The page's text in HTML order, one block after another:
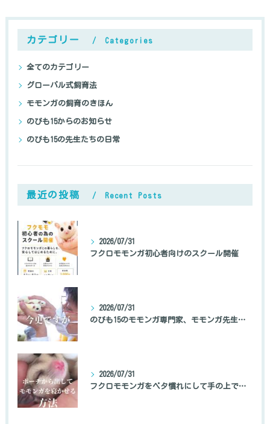
カテゴリー Categories
全てのカテゴリー
グローバル式飼育法
モモンガの飼育のきほん
のびも15からのお知らせ
のびも15の先生たちの日常
最近の投稿 Recent Posts
2026/07/31
フクロモモンガ初心者向けのスクール開催
2026/07/31
のびも15のモモンガ専門家、モモンガ先生の自己紹介
2026/07/31
フクロモモンガをベタ慣れにして手の上で寝かせる方法